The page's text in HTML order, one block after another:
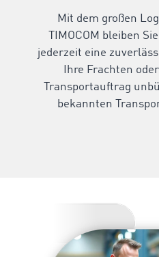
Mit dem großen
TIMOCOM bleiben
jederzeit eine
Ihre Frachten
Transportauftrag
bekannten